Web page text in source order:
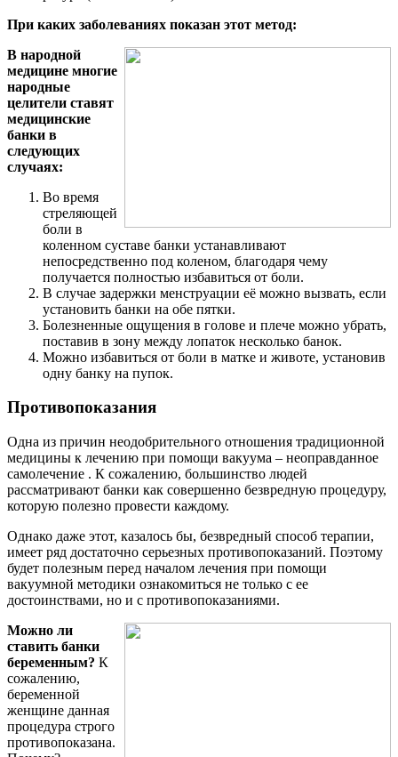
При каких заболеваниях показан этот метод:
В народной
медицине многие
народные
целители ставят
медицинские
банки в
следующих
случаях:
Во время
стреляющей
боли в
коленном суставе банки устанавливают
непосредственно под коленом, благодаря чему
получается полностью избавиться от боли.
В случае задержки менструации её можно вызвать, если
установить банки на обе пятки.
Болезненные ощущения в голове и плече можно убрать,
поставив в зону между лопаток несколько банок.
Можно избавиться от боли в матке и животе, установив
одну банку на пупок.
Противопоказания
Одна из причин неодобрительного отношения традиционной
медицины к лечению при помощи вакуума – неоправданное
самолечение . К сожалению, большинство людей
рассматривают банки как совершенно безвредную процедуру,
которую полезно провести каждому.
Однако даже этот, казалось бы, безвредный способ терапии,
имеет ряд достаточно серьезных противопоказаний. Поэтому
будет полезным перед началом лечения при помощи
вакуумной методики ознакомиться не только с ее
достоинствами, но и с противопоказаниями.
Можно ли
ставить банки
беременным? К
сожалению,
беременной
женщине данная
процедура строго
противопоказана.